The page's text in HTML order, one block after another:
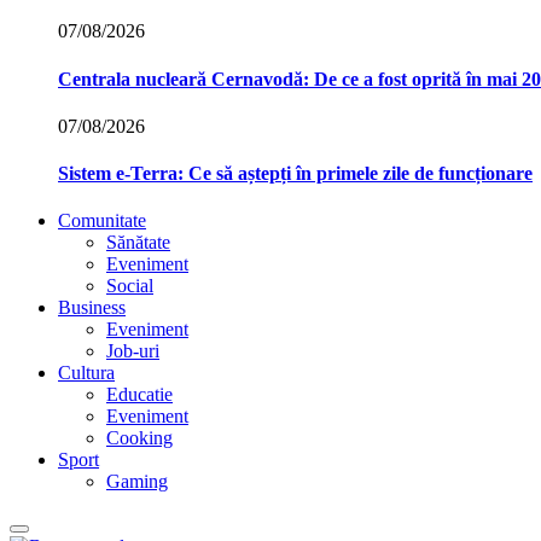
07/08/2026
Centrala nucleară Cernavodă: De ce a fost oprită în mai
07/08/2026
Sistem e-Terra: Ce să aștepți în primele zile de funcționare
Comunitate
Sănătate
Eveniment
Social
Business
Eveniment
Job-uri
Cultura
Educatie
Eveniment
Cooking
Sport
Gaming